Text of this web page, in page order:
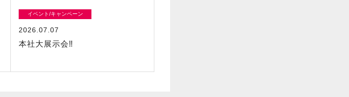
イベント/キャンペーン
2026.07.07
本社大展示会‼